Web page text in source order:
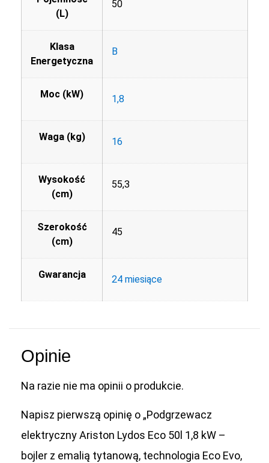
(L)
50
Klasa
Energetyczna
B
Moc (kW) 1,8
Waga (kg) 16
Wysokość
(cm)
55,3
Szerokość
(cm)
45
Gwarancja 24 miesiące
Opinie
Na razie nie ma opinii o produkcie.
Napisz pierwszą opinię o „Podgrzewacz
elektryczny Ariston Lydos Eco 50l 1,8 kW –
bojler z emalią tytanową, technologia Eco Evo,